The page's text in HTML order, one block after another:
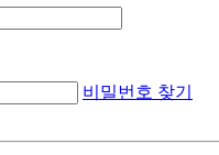
비밀번호 찾기